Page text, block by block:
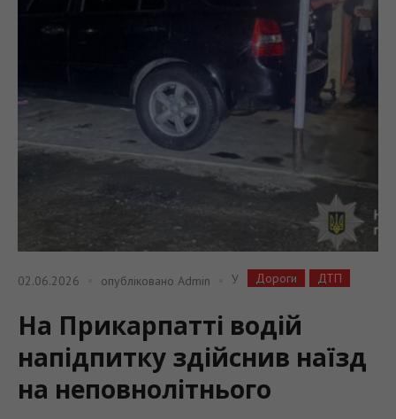
02.06.2026 опубліковано Admin У Дороги ДТП
На Прикарпатті водій
напідпитку здійснив наїзд
на неповнолітнього